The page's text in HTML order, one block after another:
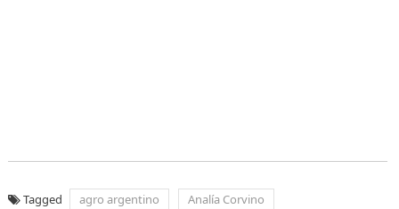
Tagged agro argentino
Analía Corvino